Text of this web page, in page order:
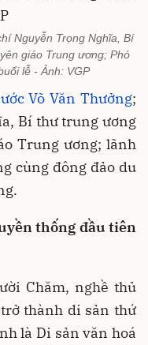
Nguyễn Trọng Nghĩa, Bí
giáo Trung ương; Phó
lễ - Ảnh: VGP
Võ Văn Thưởng;
Bí thư trung ương
Trung ương; lãnh
cùng đông đảo du
thống đầu tiên
Chăm, nghề thủ
thành di sản thứ
là Di sản văn hoá